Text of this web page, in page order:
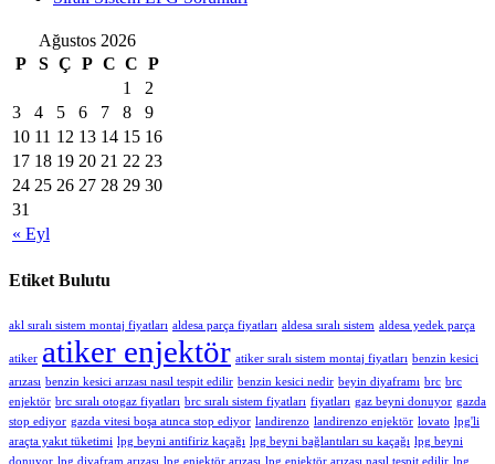
Ağustos 2026
P
S Ç P C C P
« Eyl
1
2
3
4 5 6 7 8
9
10 11 12 13 14 15 16
17 18 19 20 21 22 23
24 25 26 27 28 29 30
31
Etiket Bulutu
akl sıralı sistem montaj fiyatları aldesa parça fiyatları aldesa sıralı sistem aldesa yedek parça
atiker atiker enjektör atiker sıralı sistem montaj fiyatları benzin kesici
arızası benzin kesici arızası nasıl tespit edilir benzin kesici nedir beyin diyaframı brc brc
enjektör brc sıralı otogaz fiyatları brc sıralı sistem fiyatları fiyatları gaz beyni donuyor gazda
stop ediyor gazda vitesi boşa atınca stop ediyor landirenzo landirenzo enjektör lovato lpg'li
araçta yakıt tüketimi lpg beyni antifiriz kaçağı lpg beyni bağlantıları su kaçağı lpg beyni